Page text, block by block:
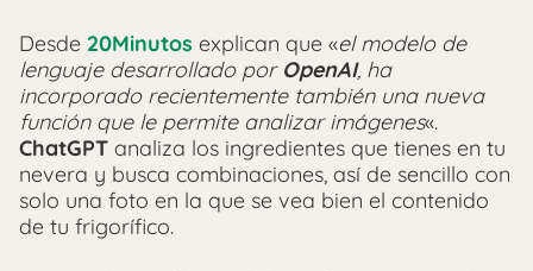
Desde 20Minutos explican que «el modelo de
lenguaje desarrollado por OpenAI, ha
incorporado recientemente también una nueva
función que le permite analizar imágenes«.
ChatGPT analiza los ingredientes que tienes en tu
nevera y busca combinaciones, así de sencillo con
solo una foto en la que se vea bien el contenido
de tu frigorífico.